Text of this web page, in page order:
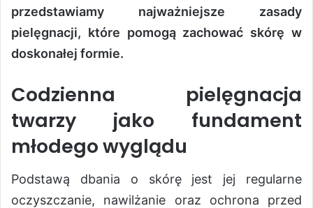
przedstawiamy najważniejsze zasady
pielęgnacji, które pomogą zachować skórę w
doskonałej formie.
Codzienna pielęgnacja
twarzy jako fundament
młodego wyglądu
Podstawą dbania o skórę jest jej regularne
oczyszczanie, nawilżanie oraz ochrona przed